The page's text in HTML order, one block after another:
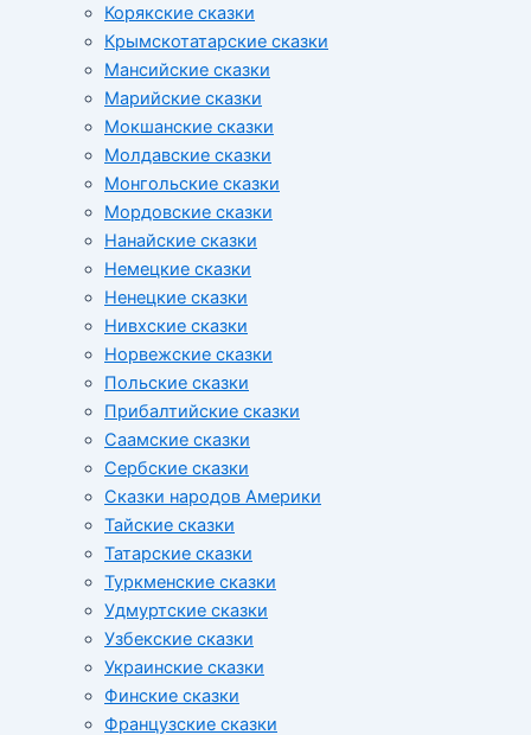
Корякские сказки
Крымскотатарские сказки
Мансийские сказки
Марийские сказки
Мокшанские сказки
Молдавские сказки
Монгольские сказки
Мордовские сказки
Нанайские сказки
Немецкие сказки
Ненецкие сказки
Нивхские сказки
Норвежские сказки
Польские сказки
Прибалтийские сказки
Cаамские сказки
Сербские сказки
Сказки народов Америки
Тайские сказки
Татарские сказки
Туркменские сказки
Удмуртские сказки
Узбекские сказки
Украинские сказки
Финские сказки
Французские сказки